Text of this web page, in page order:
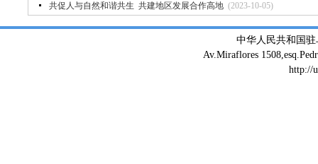
共促人与自然和谐共生 ​共建地区发展合作高地 (2023-10-05)
中华人民共和国
Av.Miraflores
http://